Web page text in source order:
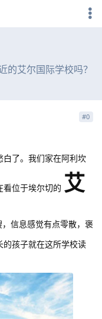
的艾尔国际学校吗？
#0
了。我们家在阿利坎
看位于埃尔切的 艾
信息感觉有点零散，褒
的孩子就在这所学校读